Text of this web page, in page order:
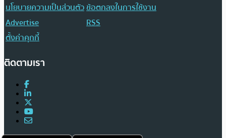
นโยบายความเป็นส่วนตัวข้อตกลงในการใช้งาน
Advertise
RSS
ตั้งค่าคุกกี้
ติดตามเรา